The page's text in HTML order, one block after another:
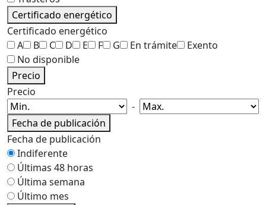
Certificado energético
Certificado energético
A
B C D E F G En trámite
Exento
No disponible
Precio
Precio
-
Fecha de publicación
Fecha de publicación
Indiferente
Últimas 48 horas
Última semana
Último mes